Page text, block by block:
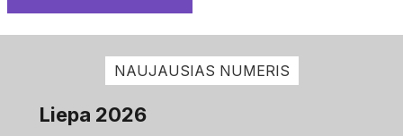
NAUJAUSIAS NUMERIS
Liepa 2026